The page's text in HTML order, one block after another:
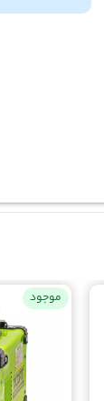
موجود